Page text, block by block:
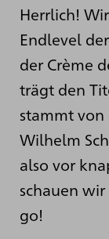
Herrlich!
Endlevel
der Crème
trägt den
stammt von
Wilhelm
also vor
schauen wir
go!